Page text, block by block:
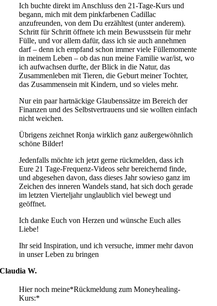
Ich buchte direkt im Anschluss den 21-Tage-Kurs und
begann, mich mit dem pinkfarbenen Cadillac
anzufreunden, von dem Du erzähltest (unter anderem).
Schritt für Schritt öffnete ich mein Bewusstsein für mehr
Fülle, und vor allem dafür, dass ich sie auch annehmen
darf – denn ich empfand schon immer viele Füllemomente
in meinem Leben – ob das nun meine Familie war/ist, wo
ich aufwachsen durfte, der Blick in die Natur, das
Zusammenleben mit Tieren, die Geburt meiner Tochter,
das Zusammensein mit Kindern, und so vieles mehr.
Nur ein paar hartnäckige Glaubenssätze im Bereich der
Finanzen und des Selbstvertrauens und sie wollten einfach
nicht weichen.
Übrigens zeichnet Ronja wirklich ganz außergewöhnlich
schöne Bilder!
Jedenfalls möchte ich jetzt gerne rückmelden, dass ich
Eure 21 Tage-Frequenz-Videos sehr bereichernd finde,
und abgesehen davon, dass dieses Jahr sowieso ganz im
Zeichen des inneren Wandels stand, hat sich doch gerade
im letzten Vierteljahr unglaublich viel bewegt und
geöffnet.
Ich danke Euch von Herzen und wünsche Euch alles
Liebe!
Ihr seid Inspiration, und ich versuche, immer mehr davon
in unser Leben zu bringen
Claudia W.
Hier noch meine*Rückmeldung zum Moneyhealing-
Kurs:*